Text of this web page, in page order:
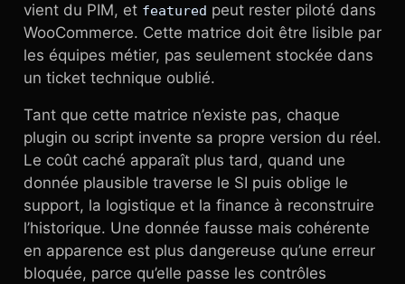
vient du PIM, et featured peut rester piloté dans
WooCommerce. Cette matrice doit être lisible par
les équipes métier, pas seulement stockée dans
un ticket technique oublié.
Tant que cette matrice n’existe pas, chaque
plugin ou script invente sa propre version du réel.
Le coût caché apparaît plus tard, quand une
donnée plausible traverse le SI puis oblige le
support, la logistique et la finance à reconstruire
l’historique. Une donnée fausse mais cohérente
en apparence est plus dangereuse qu’une erreur
bloquée, parce qu’elle passe les contrôles